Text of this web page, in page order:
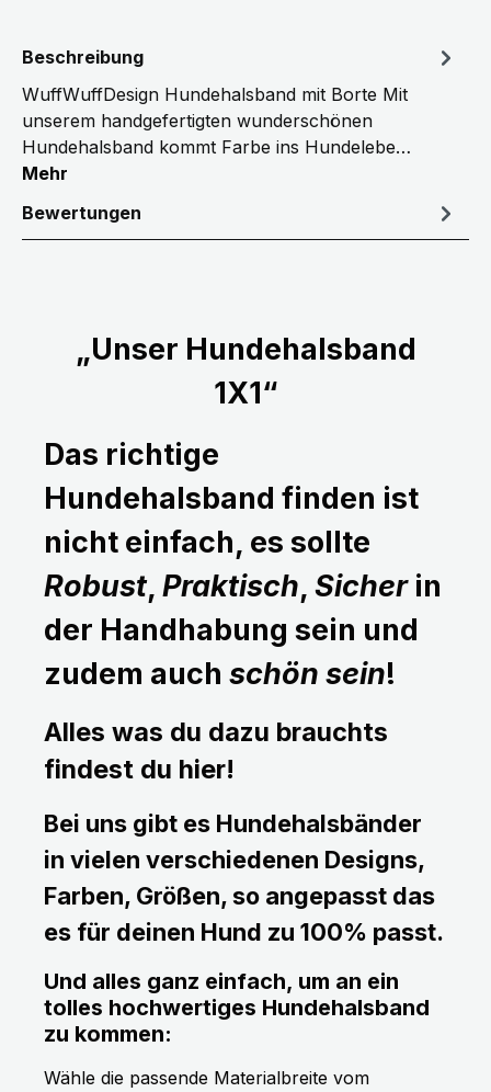
Beschreibung
WuffWuffDesign Hundehalsband mit Borte Mit
unserem handgefertigten wunderschönen
Hundehalsband kommt Farbe ins Hundelebe…
Mehr
Bewertungen
„Unser Hundehalsband
1X1“
Das richtige
Hundehalsband finden ist
nicht einfach, es sollte
Robust, Praktisch, Sicherin
der Handhabung sein und
zudem auch schön sein!
Alles was du dazu brauchts
findest du hier!
Bei uns gibt es Hundehalsbänder
in vielen verschiedenen Designs,
Farben, Größen, so angepasst das
es für deinen Hund zu 100% passt.
Und alles ganz einfach, um an ein
tolles hochwertiges Hundehalsband
zu kommen:
Wähle die passende Materialbreite vom